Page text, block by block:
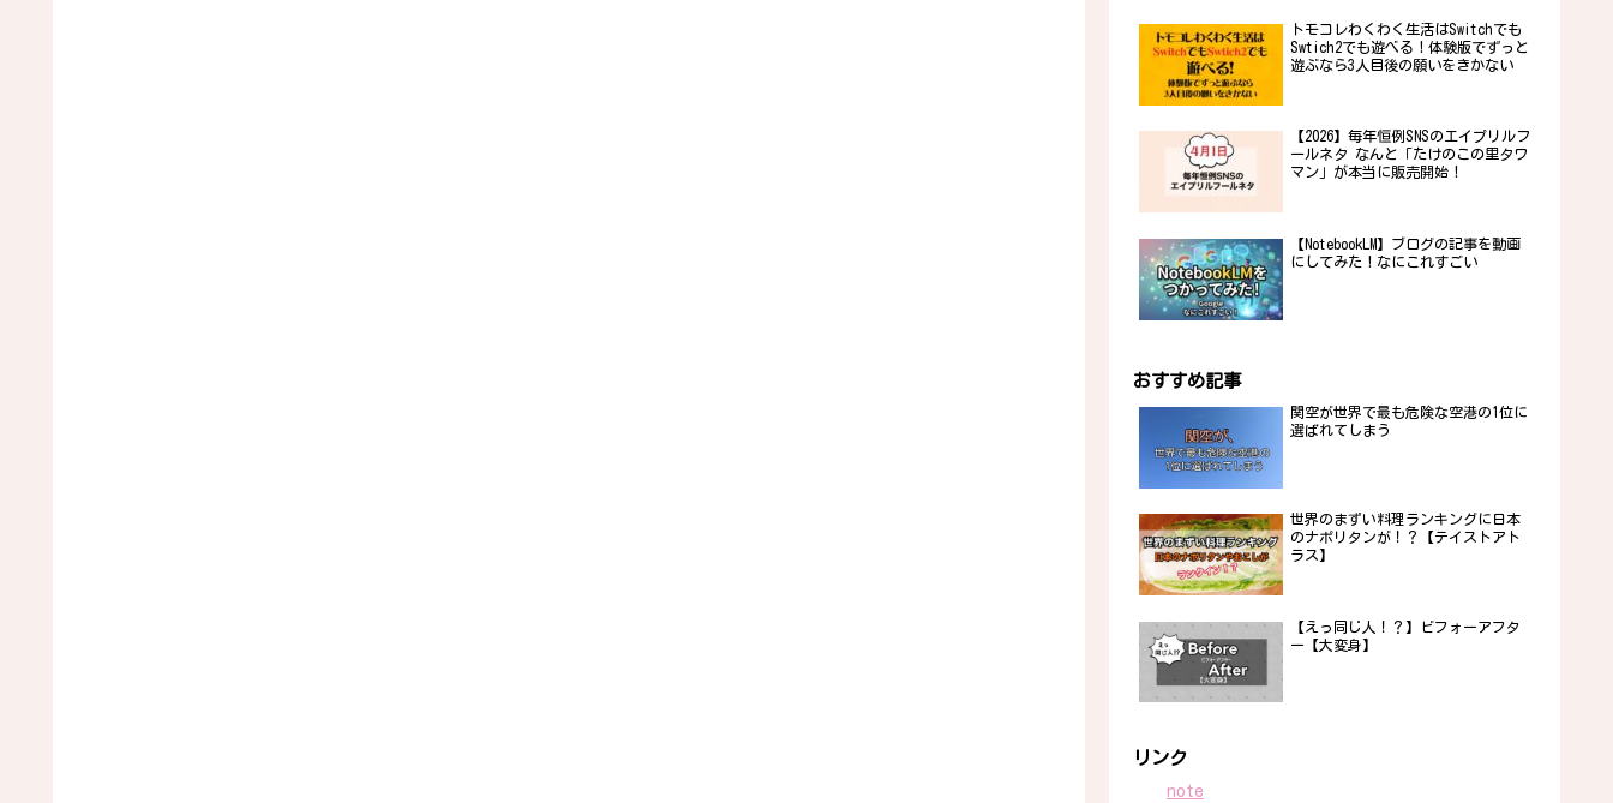
トモコレわくわく生活はSwitchでも
Swtich2でも遊べる！体験版でずっと
遊ぶなら3人目後の願いをきかない
【2026】毎年恒例SNSのエイプリルフ
ールネタ なんと「たけのこの里タワ
マン」が本当に販売開始！
【NotebookLM】ブログの記事を動画
にしてみた！なにこれすごい
おすすめ記事
関空が世界で最も危険な空港の1位に
選ばれてしまう
世界のまずい料理ランキングに日本
のナポリタンが！？【テイストアト
ラス】
【えっ同じ人！？】ビフォーアフタ
ー【大変身】
リンク
note